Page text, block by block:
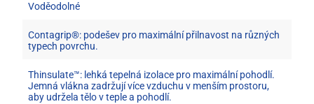
Voděodolné
Contagrip®: podešev pro maximální přilnavost na různých
typech povrchu.
Thinsulate™: lehká tepelná izolace pro maximální pohodlí.
Jemná vlákna zadržují více vzduchu v menším prostoru,
aby udržela tělo v teple a pohodlí.